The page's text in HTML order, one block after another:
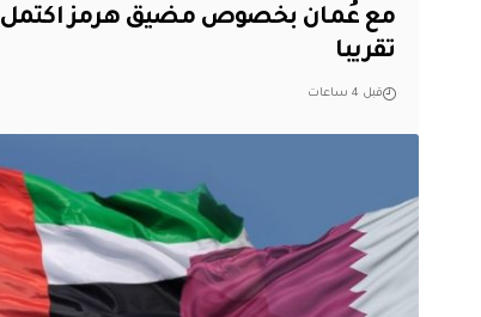
مع عُمان بخصوص مضيق هرمز اكتمل
تقريبا
قبل 4 ساعات